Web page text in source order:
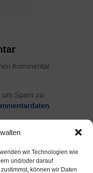
wir Technologien wie
und/oder darauf
können wir Daten
Kommentar
um Spam zu